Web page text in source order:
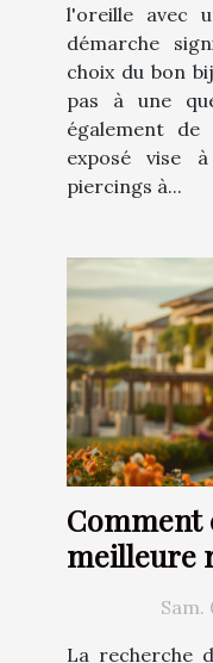
l'oreille avec
démarche
choix du bon
pas à une
également
exposé vise
piercings à...
Comment
meilleure
de ses
La recherche